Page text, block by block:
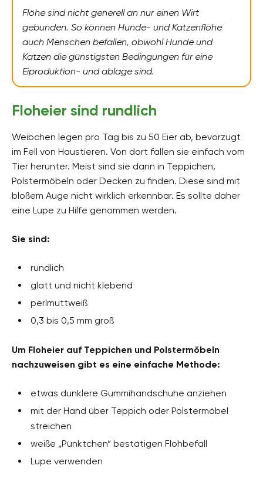
Flöhe sind nicht generell an nur einen Wirt
gebunden. So können Hunde- und Katzenflöhe
auch Menschen befallen, obwohl Hunde und
Katzen die günstigsten Bedingungen für eine
Eiproduktion- und ablage sind.
Floheier sind rundlich
Weibchen legen pro Tag bis zu 50 Eier ab, bevorzugt
im Fell von Haustieren. Von dort fallen sie einfach vom
Tier herunter. Meist sind sie dann in Teppichen,
Polstermöbeln oder Decken zu finden. Diese sind mit
bloßem Auge nicht wirklich erkennbar. Es sollte daher
eine Lupe zu Hilfe genommen werden.
Sie sind:
rundlich
glatt und nicht klebend
perlmuttweiß
0,3 bis 0,5 mm groß
Um Floheier auf Teppichen und Polstermöbeln
nachzuweisen gibt es eine einfache Methode:
etwas dunklere Gummihandschuhe anziehen
mit der Hand über Teppich oder Polstermöbel
streichen
weiße „Pünktchen“ bestätigen Flohbefall
Lupe verwenden